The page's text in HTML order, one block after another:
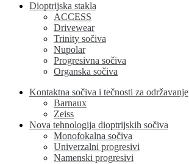
Dioptrijska stakla
ACCESS
Drivewear
Trinity sočiva
Nupolar
Progresivna sočiva
Organska sočiva
Kontaktna sočiva i tečnosti za održavanje
Barnaux
Zeiss
Nova tehnologija dioptrijskih sočiva
Monofokalna sočiva
Univerzalni progresivi
Namenski progresivi